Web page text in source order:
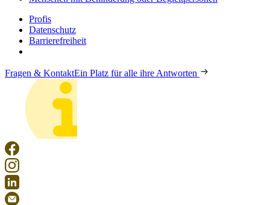
Profis
Datenschutz
Barrierefreiheit
Fragen & KontaktEin Platz für alle ihre Antworten